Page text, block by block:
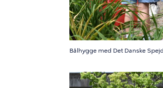
Bålhygge med Det Danske
Billede